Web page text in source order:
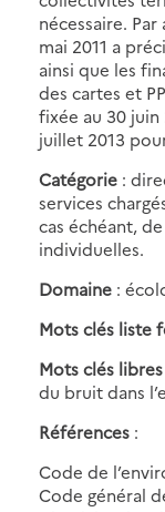
nécessaire.
mai 2011 a
ainsi que les
des cartes et
fixée au 30
juillet 2013
Catégorie :
services
cas échéant,
individuelles.
Domaine :
Mots clés liste
Mots clés libres
du bruit dans
Références :
Code de
Code général